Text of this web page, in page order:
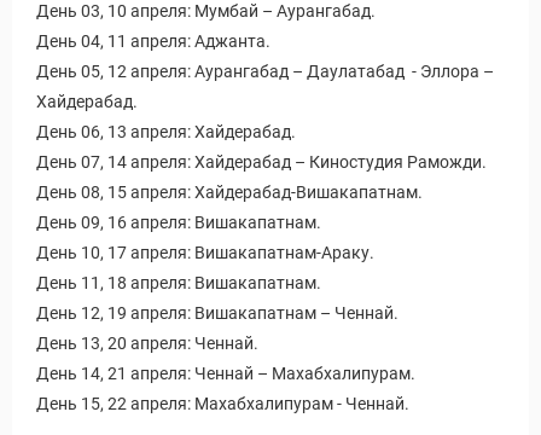
День 03, 10 апреля: Мумбай – Аурангабад.
День 04, 11 апреля: Аджанта.
День 05, 12 апреля: Аурангабад – Даулатабад - Эллора –
Хайдерабад.
День 06, 13 апреля: Хайдерабад.
День 07, 14 апреля: Хайдерабад – Киностудия Раможди.
День 08, 15 апреля: Хайдерабад-Вишакапатнам.
День 09, 16 апреля: Вишакапатнам.
День 10, 17 апреля: Вишакапатнам-Араку.
День 11, 18 апреля: Вишакапатнам.
День 12, 19 апреля: Вишакапатнам – Ченнай.
День 13, 20 апреля: Ченнай.
День 14, 21 апреля: Ченнай – Махабхалипурам.
День 15, 22 апреля: Махабхалипурам - Ченнай.